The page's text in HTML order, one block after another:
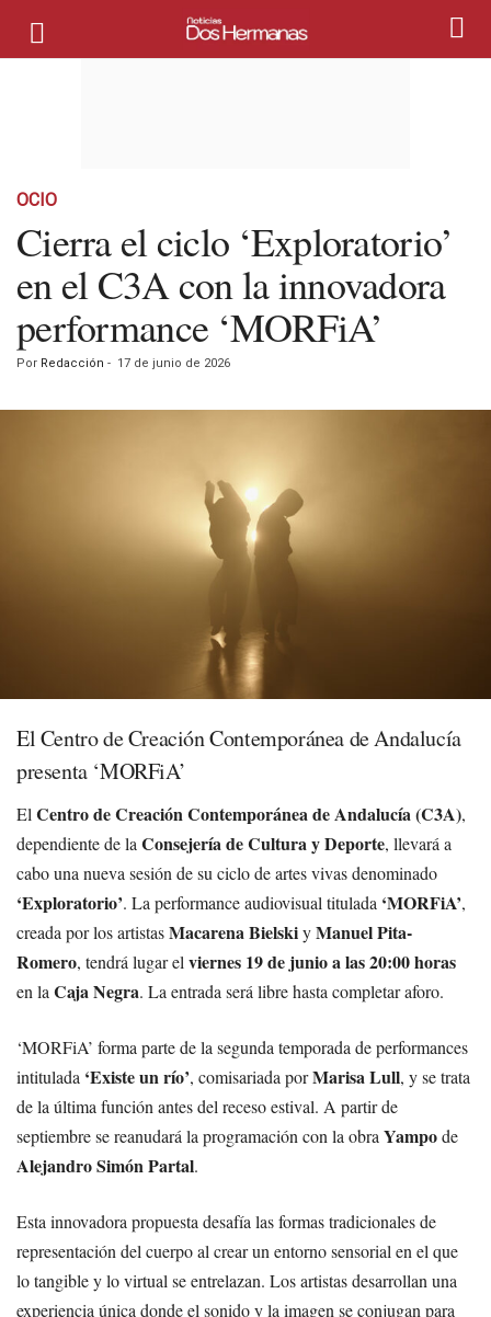
OCIO
Cierra el ciclo ‘Exploratorio’
en el C3A con la innovadora
performance ‘MORFiA’
Por Redacción - 17 de junio de 2026
El Centro de Creación Contemporánea de Andalucía
presenta ‘MORFiA’
El Centro de Creación Contemporánea de Andalucía (C3A),
dependiente de la Consejería de Cultura y Deporte, llevará a
cabo una nueva sesión de su ciclo de artes vivas denominado
‘Exploratorio’. La performance audiovisual titulada ‘MORFiA’,
creada por los artistasMacarena BielskiyManuel Pita-
Romero, tendrá lugar el viernes 19 de junio a las 20:00 horas
en la Caja Negra. La entrada será libre hasta completar aforo.
‘MORFiA’ forma parte de la segunda temporada de performances
intitulada ‘Existe un río’, comisariada porMarisa Lull, y se trata
de la última función antes del receso estival. A partir de
septiembre se reanudará la programación con la obra Yampode
Alejandro Simón Partal.
Esta innovadora propuesta desafía las formas tradicionales de
representación del cuerpo al crear un entorno sensorial en el que
lo tangible y lo virtual se entrelazan. Los artistas desarrollan una
experiencia única donde el sonido y la imagen se conjugan para